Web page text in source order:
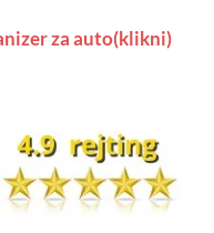
za auto(klikni)